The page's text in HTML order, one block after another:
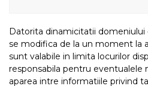
Datorita dinamicitatii
se modifica de la un moment la
sunt valabile in limita locurilor
responsabila pentru eventualele
aparea intre informatiile privind